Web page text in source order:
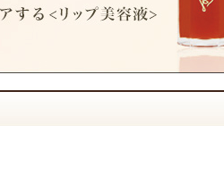
りました。
ます。